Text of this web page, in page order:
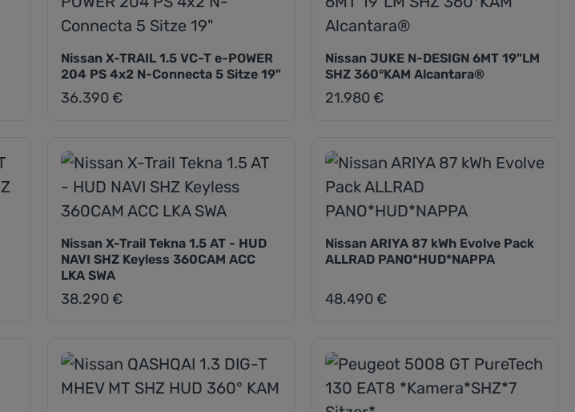
Nissan X-TRAIL 1.5 VC-T e-POWER
204 PS 4x2 N-Connecta 5 Sitze 19"
Regulärer Preis:
36.390 €
Nissan JUKE N-DESIGN 6MT 19"LM
SHZ 360°KAM Alcantara®
Regulärer Preis:
21.980 €
Nissan X-Trail Tekna 1.5 AT - HUD
NAVI SHZ Keyless 360CAM ACC
LKA SWA
Regulärer Preis:
38.290 €
Nissan ARIYA 87 kWh Evolve Pack
ALLRAD PANO*HUD*NAPPA
Regulärer Preis:
48.490 €